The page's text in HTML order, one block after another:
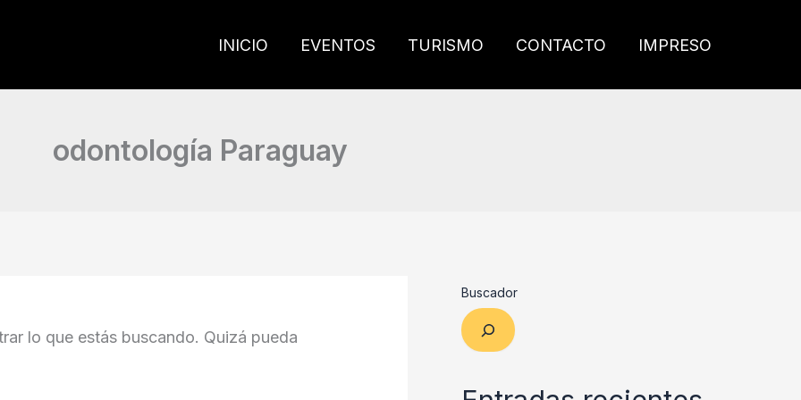
INICIO EVENTOS TURISMO CONTACTO IMPRESO
odontología Paraguay
lo que estás buscando. Quizá pueda
Buscador